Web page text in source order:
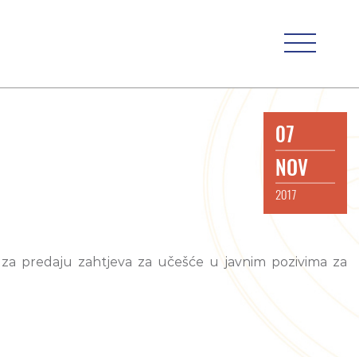
07
NOV
2017
predaju zahtjeva za učešće u javnim pozivima za